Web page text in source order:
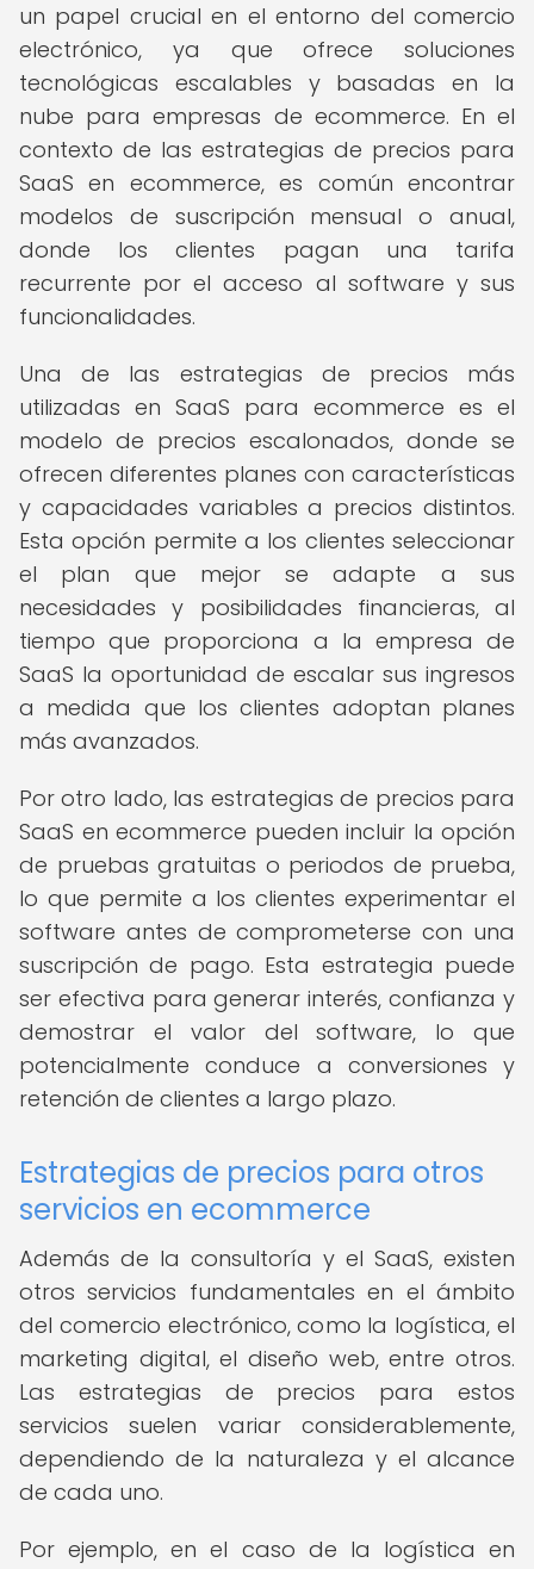
un papel crucial en el entorno del comercio
electrónico, ya que ofrece soluciones
tecnológicas escalables y basadas en la
nube para empresas de ecommerce. En el
contexto de las estrategias de precios para
SaaS en ecommerce, es común encontrar
modelos de suscripción mensual o anual,
donde los clientes pagan una tarifa
recurrente por el acceso al software y sus
funcionalidades.
Una de las estrategias de precios más
utilizadas en SaaS para ecommerce es el
modelo de precios escalonados, donde se
ofrecen diferentes planes con características
y capacidades variables a precios distintos.
Esta opción permite a los clientes seleccionar
el plan que mejor se adapte a sus
necesidades y posibilidades financieras, al
tiempo que proporciona a la empresa de
SaaS la oportunidad de escalar sus ingresos
a medida que los clientes adoptan planes
más avanzados.
Por otro lado, las estrategias de precios para
SaaS en ecommerce pueden incluir la opción
de pruebas gratuitas o periodos de prueba,
lo que permite a los clientes experimentar el
software antes de comprometerse con una
suscripción de pago. Esta estrategia puede
ser efectiva para generar interés, confianza y
demostrar el valor del software, lo que
potencialmente conduce a conversiones y
retención de clientes a largo plazo.
Estrategias de precios para otros
servicios en ecommerce
Además de la consultoría y el SaaS, existen
otros servicios fundamentales en el ámbito
del comercio electrónico, como la logística, el
marketing digital, el diseño web, entre otros.
Las estrategias de precios para estos
servicios suelen variar considerablemente,
dependiendo de la naturaleza y el alcance
de cada uno.
Por ejemplo, en el caso de la logística en